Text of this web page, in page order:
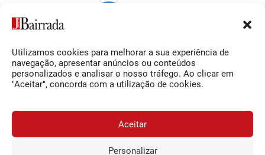
Utilizamos cookies para melhorar a sua experiência de
navegação, apresentar anúncios ou conteúdos
personalizados e analisar o nosso tráfego. Ao clicar em
"Aceitar", concorda com a utilização de cookies.
Aceitar
Personalizar
Siga-nos
Facebook
O Jornal da Bairrada
Contactos
Termos e Condições